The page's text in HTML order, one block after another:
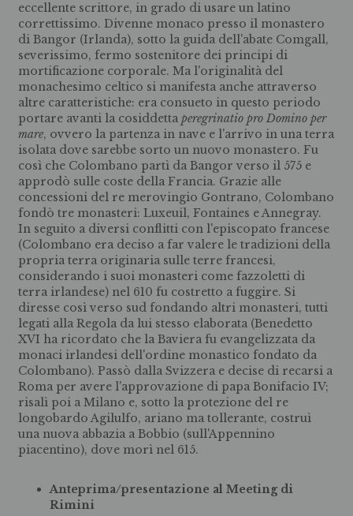
eccellente scrittore, in grado di usare un latino
correttissimo. Divenne monaco presso il monastero
di Bangor (Irlanda), sotto la guida dell'abate Comgall,
severissimo, fermo sostenitore dei principi di
mortificazione corporale. Ma l'originalità del
monachesimo celtico si manifesta anche attraverso
altre caratteristiche: era consueto in questo periodo
portare avanti la cosiddetta peregrinatio pro Domino per
mare, ovvero la partenza in nave e l'arrivo in una terra
isolata dove sarebbe sorto un nuovo monastero. Fu
così che Colombano partì da Bangor verso il 575 e
approdò sulle coste della Francia. Grazie alle
concessioni del re merovingio Gontrano, Colombano
fondò tre monasteri: Luxeuil, Fontaines e Annegray.
In seguito a diversi conflitti con l'episcopato francese
(Colombano era deciso a far valere le tradizioni della
propria terra originaria sulle terre francesi,
considerando i suoi monasteri come fazzoletti di
terra irlandese) nel 610 fu costretto a fuggire. Si
diresse così verso sud fondando altri monasteri, tutti
legati alla Regola da lui stesso elaborata (Benedetto
XVI ha ricordato che la Baviera fu evangelizzata da
monaci irlandesi dell'ordine monastico fondato da
Colombano). Passò dalla Svizzera e decise di recarsi a
Roma per avere l'approvazione di papa Bonifacio IV;
risalì poi a Milano e, sotto la protezione del re
longobardo Agilulfo, ariano ma tollerante, costruì
una nuova abbazia a Bobbio (sull'Appennino
piacentino), dove morì nel 615.
Anteprima/presentazione al Meeting di
Rimini